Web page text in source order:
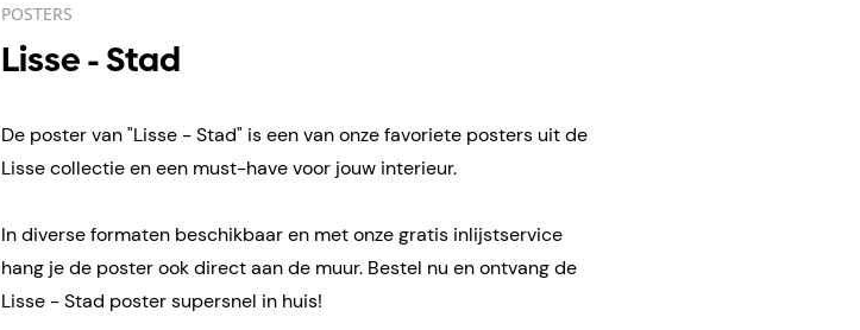
POSTERS
Lisse - Stad
De poster van "Lisse - Stad" is een van onze favoriete posters uit de
Lisse collectie en een must-have voor jouw interieur.
In diverse formaten beschikbaar en met onze gratis inlijstservice
hang je de poster ook direct aan de muur. Bestel nu en ontvang de
Lisse - Stad poster supersnel in huis!